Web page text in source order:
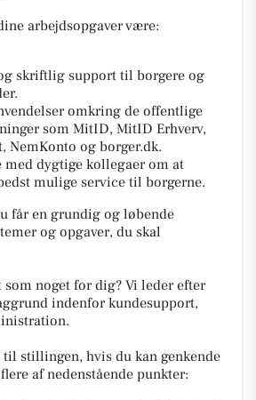
arbejdsopgaver være:
skriftlig support til borgere og
omkring de offentlige
som MitID, MitID Erhverv,
NemKonto og borger.dk.
med dygtige kollegaer om at
mulige service til borgerne.
får en grundig og løbende
og opgaver, du skal
som noget for dig? Vi leder efter
indenfor kundesupport,
til stillingen, hvis du kan genkende
af nedenstående punkter: